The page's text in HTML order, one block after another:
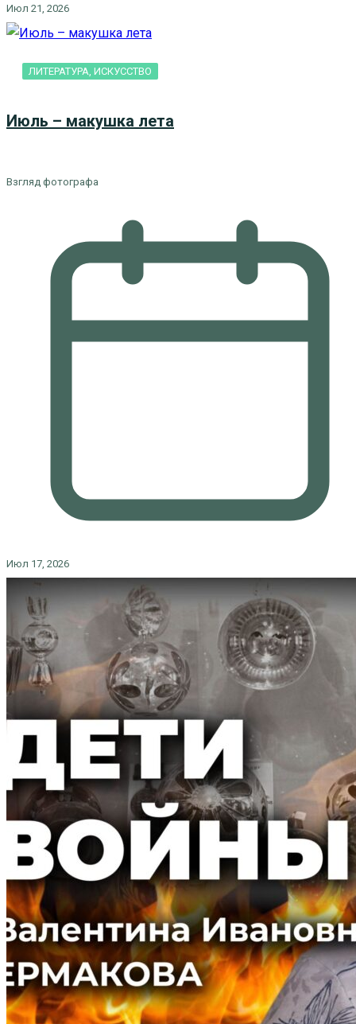
Июл 21, 2026
ЛИТЕРАТУРА, ИСКУCСТВО
Июль – макушка лета
Взгляд фотографа
Июл 17, 2026